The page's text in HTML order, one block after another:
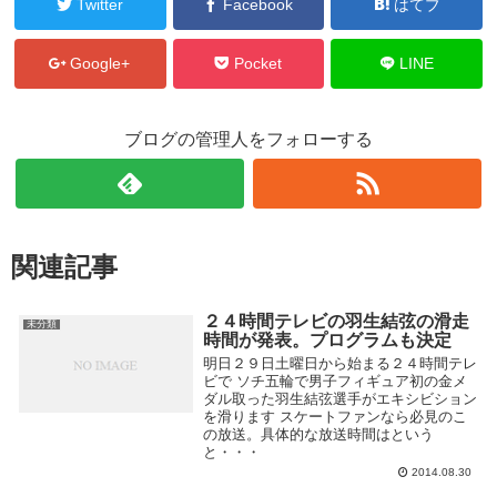
Twitter Facebook はてブ
Google+ Pocket LINE
ブログの管理人をフォローする
関連記事
未分類
２４時間テレビの羽生結弦の滑走
時間が発表。プログラムも決定
明日２９日土曜日から始まる２４時間テレ
ビで ソチ五輪で男子フィギュア初の金メ
ダル取った羽生結弦選手がエキシビション
を滑ります スケートファンなら必見のこ
の放送。具体的な放送時間はという
と・・・
2014.08.30